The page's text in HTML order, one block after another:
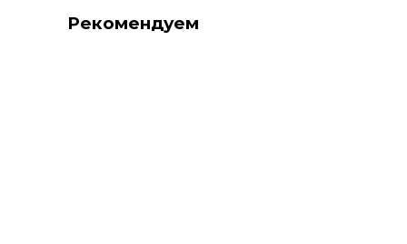
Рекомендуем